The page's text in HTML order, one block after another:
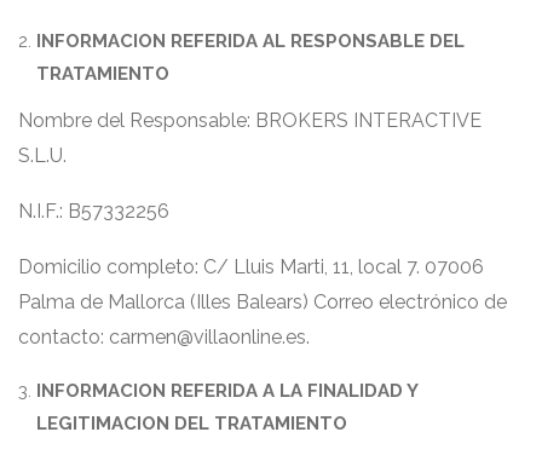
INFORMACION REFERIDA AL RESPONSABLE DEL
TRATAMIENTO
Nombre del Responsable: BROKERS INTERACTIVE
S.L.U.
N.I.F.: B57332256
Domicilio completo: C/ Lluis Marti, 11, local 7. 07006
Palma de Mallorca (Illes Balears) Correo electrónico de
contacto: carmen@villaonline.es.
INFORMACION REFERIDA A LA FINALIDAD Y
LEGITIMACION DEL TRATAMIENTO